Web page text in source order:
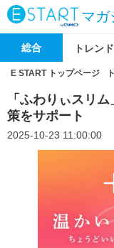
マガ
総合 トレンド
E START トップページ
「ふわりぃスリ
策をサポート
2025-10-23 11:00:00